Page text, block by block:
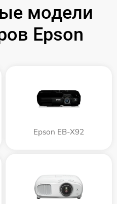
модели
Epson
Epson EB-X92